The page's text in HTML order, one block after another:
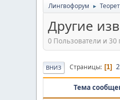
Лингвофорум ►
Другие
0 Пользователи и 30
ВНИЗ Страницы 1 2
Тема